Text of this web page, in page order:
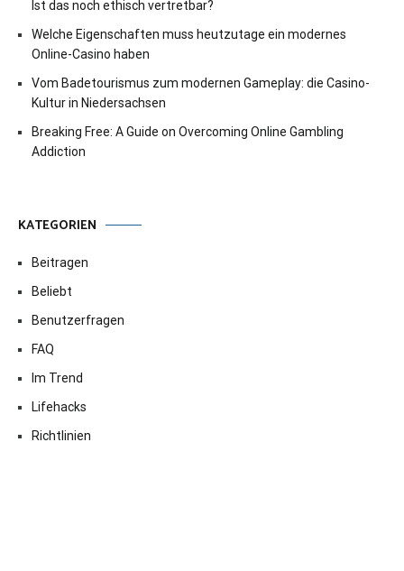
Ist das noch ethisch vertretbar?
Welche Eigenschaften muss heutzutage ein modernes
Online-Casino haben
Vom Badetourismus zum modernen Gameplay: die Casino-
Kultur in Niedersachsen
Breaking Free: A Guide on Overcoming Online Gambling
Addiction
KATEGORIEN
Beitragen
Beliebt
Benutzerfragen
FAQ
Im Trend
Lifehacks
Richtlinien